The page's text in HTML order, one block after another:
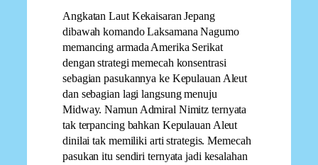
Angkatan Laut Kekaisaran Jepang
dibawah komando Laksamana Nagumo
memancing armada Amerika Serikat
dengan strategi memecah konsentrasi
sebagian pasukannya ke Kepulauan Aleut
dan sebagian lagi langsung menuju
Midway. Namun Admiral Nimitz ternyata
tak terpancing bahkan Kepulauan Aleut
dinilai tak memiliki arti strategis. Memecah
pasukan itu sendiri ternyata jadi kesalahan